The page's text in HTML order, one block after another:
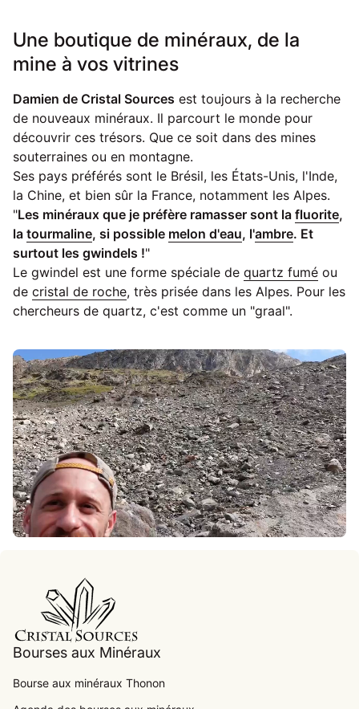
Une boutique de minéraux, de la
mine à vos vitrines
Damien de Cristal Sources est toujours à la recherche
de nouveaux minéraux. Il parcourt le monde pour
découvrir ces trésors. Que ce soit dans des mines
souterraines ou en montagne.
Ses pays préférés sont le Brésil, les États-Unis, l'Inde,
la Chine, et bien sûr la France, notamment les Alpes.
"Les minéraux que je préfère ramasser sont la fluorite,
la tourmaline, si possible melon d'eau, l'ambre. Et
surtout les gwindels !"
Le gwindel est une forme spéciale de quartz fumé ou
de cristal de roche, très prisée dans les Alpes. Pour les
chercheurs de quartz, c'est comme un "graal".
Bourses aux Minéraux
Bourse aux minéraux Thonon